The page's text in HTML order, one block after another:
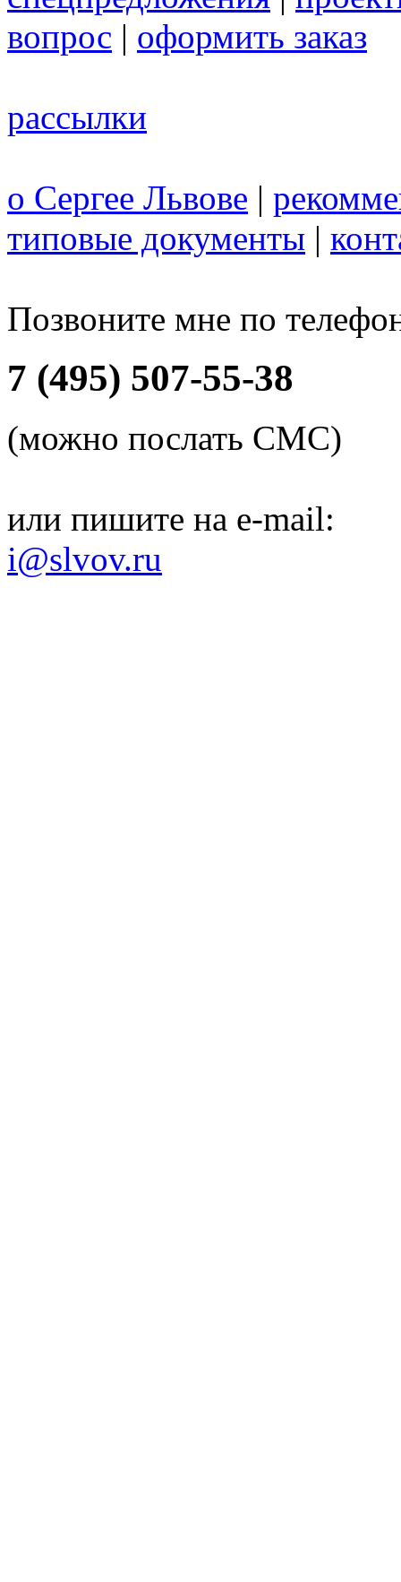
вопрос | оформить заказ
рассылки
о Сергее Львове |
типовые документы |
Позвоните мне по
7 (495) 507-55-38
(можно послать СМС)
или пишите на e-mail:
i@slvov.ru